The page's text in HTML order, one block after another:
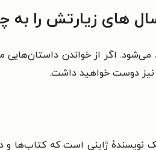
های زیارتش را
می‌شود. اگر از خواندن
نیز دوست خواهید داشت.